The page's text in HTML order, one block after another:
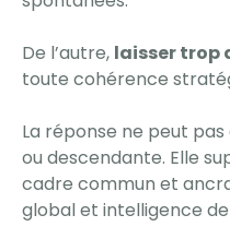
De l’autre, laisser trop
toute cohérence
La réponse ne peut
ou descendante. Elle
cadre commun et
global et intelligence